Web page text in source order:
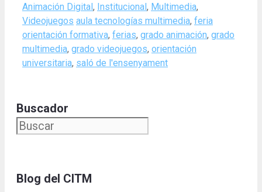
Categories
Animación Digital , Institucional , Multimedia,
Videojuegos Tags
aula tecnologías multimedia, feria
orientación formativa, ferias, grado animación, grado
multimedia, grado videojuegos, orientación
universitaria, saló de l'ensenyament
Buscador
Blog del CITM